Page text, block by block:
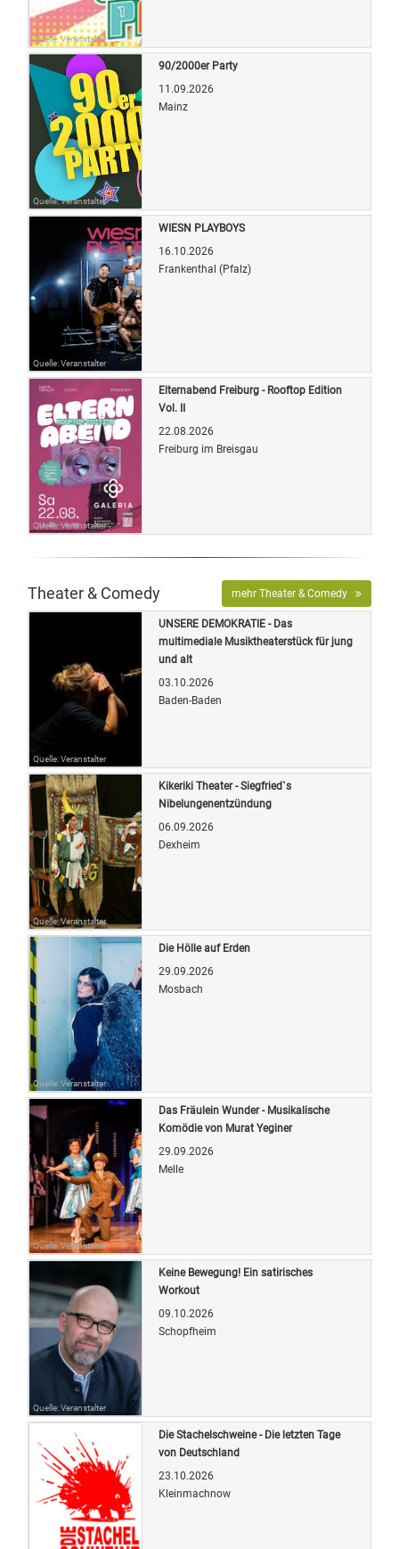
Quelle: Veranstalter
Quelle: Veranstalter
90/2000er Party
11.09.2026
Mainz
Quelle: Veranstalter
WIESN PLAYBOYS
16.10.2026
Frankenthal (Pfalz)
Quelle: Veranstalter
Elternabend Freiburg - Rooftop Edition
Vol. II
22.08.2026
Freiburg im Breisgau
Theater & Comedy mehr Theater & Comedy
Quelle: Veranstalter
UNSERE DEMOKRATIE - Das
multimediale Musiktheaterstück für jung
und alt
03.10.2026
Baden-Baden
Quelle: Veranstalter
Kikeriki Theater - Siegfried`s
Nibelungenentzündung
06.09.2026
Dexheim
Quelle: Veranstalter
Die Hölle auf Erden
29.09.2026
Mosbach
Quelle: Veranstalter
Das Fräulein Wunder - Musikalische
Komödie von Murat Yeginer
29.09.2026
Melle
Quelle: Veranstalter
Keine Bewegung! Ein satirisches
Workout
09.10.2026
Schopfheim
Die Stachelschweine - Die letzten Tage
von Deutschland
23.10.2026
Kleinmachnow